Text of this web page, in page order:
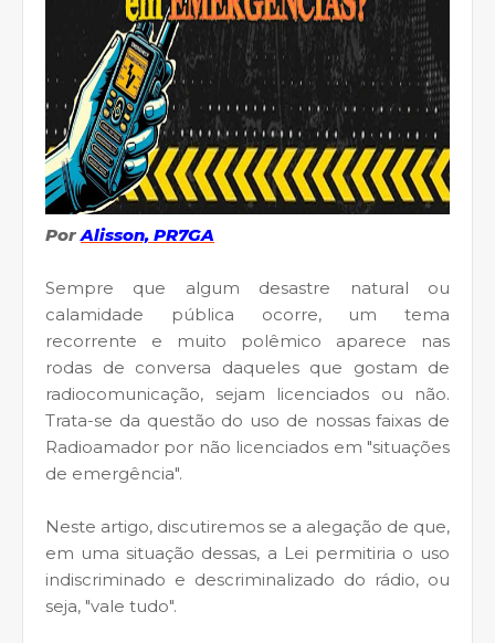
PorAlisson, PR7GA
Sempre que algum desastre natural ou
calamidade pública ocorre, um tema
recorrente e muito polêmico aparece nas
rodas de conversa daqueles que gostam de
radiocomunicação, sejam licenciados ou não.
Trata-se da questão do uso de nossas faixas de
Radioamador por não licenciados em "situações
de emergência".
Neste artigo, discutiremos se a alegação de que,
em uma situação dessas, a Lei permitiria o uso
indiscriminado e descriminalizado do rádio, ou
seja, "vale tudo".